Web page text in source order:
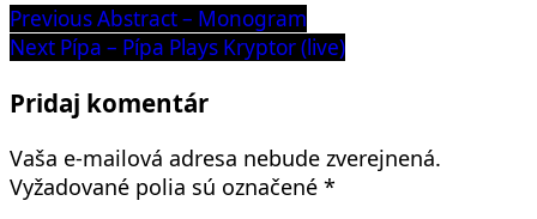
Navigácia
v
článku
Previous Previous
post:
Abstract – Monogram
Next Next
Pípa – Pípa Plays Kryptor (live)
Pridaj komentár
Vaša e-mailová adresa nebude zverejnená.
Vyžadované polia sú označené *